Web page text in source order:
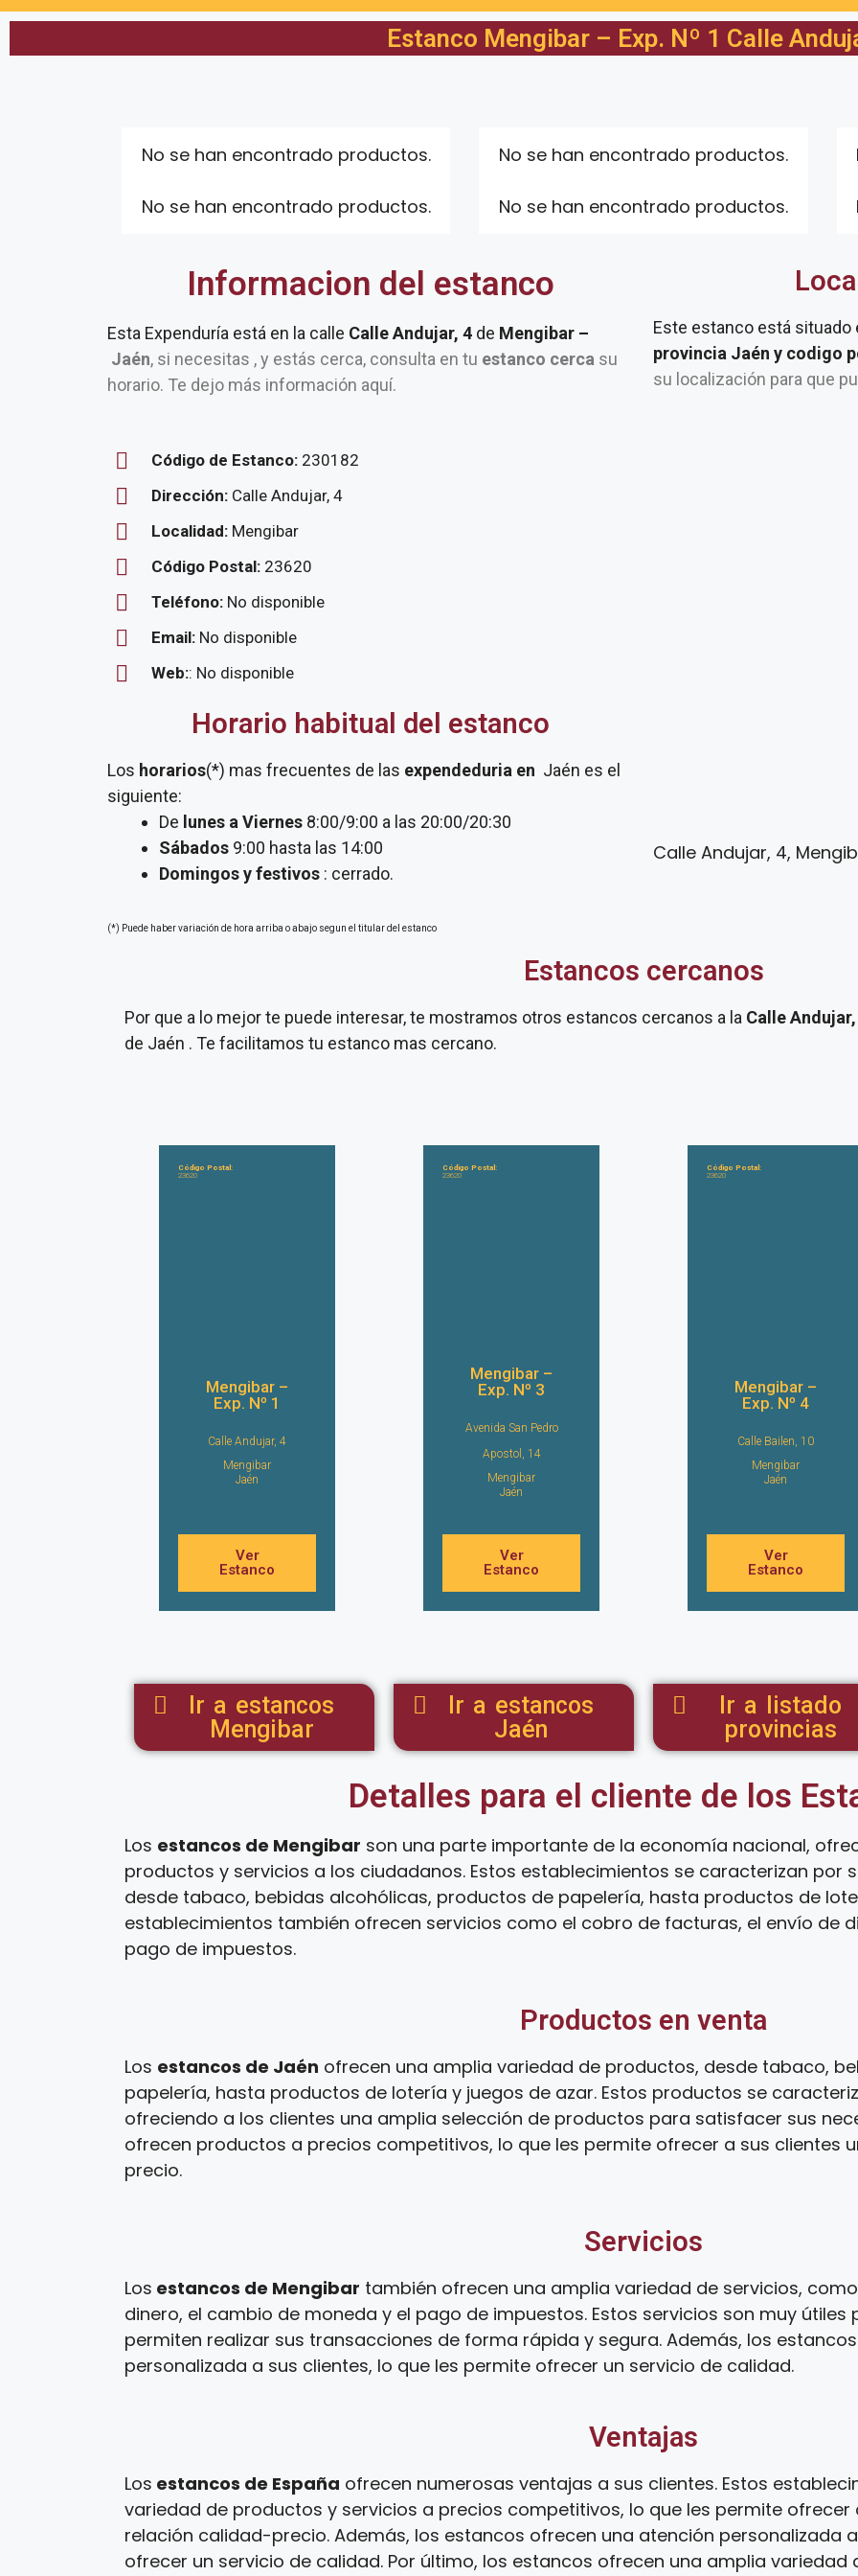
Estanco Mengibar – Exp. Nº 1 Calle
No se han encontrado productos.
No se han encontrado productos.
No se han encontrado productos.
No se han encontrado productos.
Informacion del estanco
Esta Expenduría está en la calle Calle Andujar, 4 de Mengibar –
Jaén, si necesitas , y estás cerca, consulta en tu estanco cerca su
horario. Te dejo más información aquí.
Código de Estanco: 230182
Dirección: Calle Andujar, 4
Localidad: Mengibar
Código Postal: 23620
Teléfono: No disponible
Email: No disponible
Web:: No disponible
Horario habitual del estanco
Los horarios(*) mas frecuentes de las expendeduria en Jaén es el
siguiente:
De lunes a Viernes 8:00/9:00 a las 20:00/20:30
Sábados 9:00 hasta las 14:00
Domingos y festivos : cerrado.
(*) Puede haber variación de hora arriba o abajo segun el titular del estanco
Este estanco está situado
provincia Jaén y codigo
su localización para que
Calle Andujar, 4,
Estancos cercanos
Por que a lo mejor te puede interesar, te mostramos otros estancos cercanos a la Calle
de Jaén . Te facilitamos tu estanco mas cercano.
Código Postal:
23620
Mengibar –
Exp. Nº 1
Calle Andujar, 4
Mengibar
Jaén
Ver
Estanco
Código Postal:
23620
Mengibar –
Exp. Nº 3
Avenida San Pedro
Apostol, 14
Mengibar
Jaén
Ver
Estanco
Código Postal:
23620
Mengibar –
Exp. Nº 4
Calle Bailen, 10
Mengibar
Jaén
Ver
Estanco
Ir a estancos
Mengibar
Ir a estancos
Jaén
Ir a listado
provincias
Detalles para el cliente de los
Los estancos de Mengibar son una parte importante de la economía nacional,
productos y servicios a los ciudadanos. Estos establecimientos se caracterizan por
desde tabaco, bebidas alcohólicas, productos de papelería, hasta productos de
establecimientos también ofrecen servicios como el cobro de facturas, el envío de
pago de impuestos.
Productos en venta
Los estancos de Jaén ofrecen una amplia variedad de productos, desde tabaco,
papelería, hasta productos de lotería y juegos de azar. Estos productos se
ofreciendo a los clientes una amplia selección de productos para satisfacer sus
ofrecen productos a precios competitivos, lo que les permite ofrecer a sus clientes
precio.
Servicios
Los estancos de Mengibar también ofrecen una amplia variedad de servicios,
dinero, el cambio de moneda y el pago de impuestos. Estos servicios son muy útiles
permiten realizar sus transacciones de forma rápida y segura. Además, los
personalizada a sus clientes, lo que les permite ofrecer un servicio de calidad.
Ventajas
Los estancos de España ofrecen numerosas ventajas a sus clientes. Estos
variedad de productos y servicios a precios competitivos, lo que les permite ofrecer
relación calidad-precio. Además, los estancos ofrecen una atención personalizada
ofrecer un servicio de calidad. Por último, los estancos ofrecen una amplia variedad